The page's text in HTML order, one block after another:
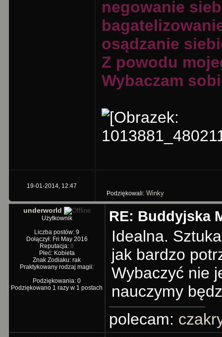
negowanie
osądzanie
Z powodu
Wybaczam
19-01-2014, 12:47
Podziękowali: Winky
underworld
Użytkownik
Liczba postów: 9
Dołączył: Fri May 2016
Reputacja: 0
Płeć: Kobieta
Znak Zodiaku: rak
Praktykowany rodzaj magii:
Podziękowania: 0
Podziękowano 1 razy w 1 postach
RE: Buddyjska
Idealna.
jak bardzo
Wybaczyć nie
nauczymy
polecam: